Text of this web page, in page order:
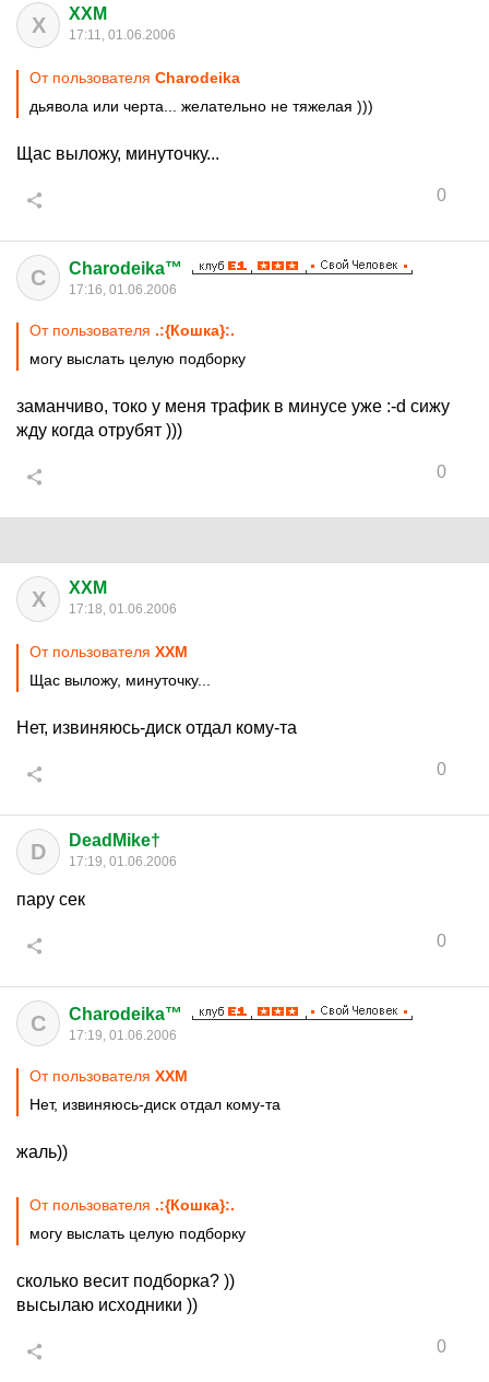
X XXM
17:11, 01.06.2006
От пользователя Charodeika
дьявола или черта... желательно не тяжелая )))
Щас выложу, минуточку...
0
C Charodeika™
17:16, 01.06.2006
От пользователя .:{Кoшкa}:.
могу выслать целую подборку
заманчиво, токо у меня трафик в минусе уже :-d сижу
жду когда отрубят )))
0
X XXM
17:18, 01.06.2006
От пользователя XXM
Щас выложу, минуточку...
Нет, извиняюсь-диск отдал кому-та
0
D DeadMike†
17:19, 01.06.2006
пару сек
0
C Charodeika™
17:19, 01.06.2006
От пользователя XXM
Нет, извиняюсь-диск отдал кому-та
жаль))
От пользователя .:{Кoшкa}:.
могу выслать целую подборку
сколько весит подборка? ))
высылаю исходники ))
0